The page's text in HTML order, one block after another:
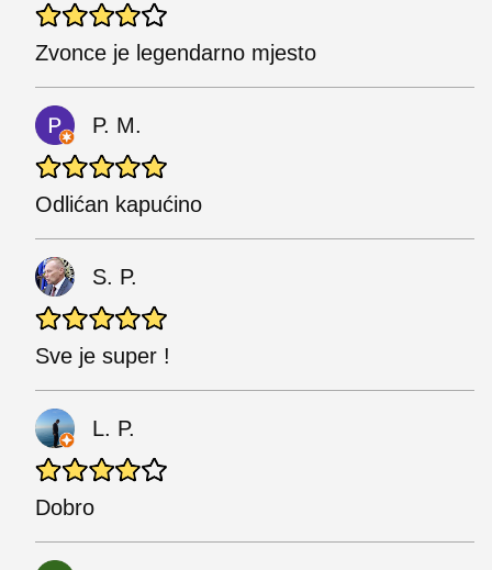
Zvonce je legendarno mjesto
P. M.
Odlićan kapućino
S. P.
Sve je super !
L. P.
Dobro